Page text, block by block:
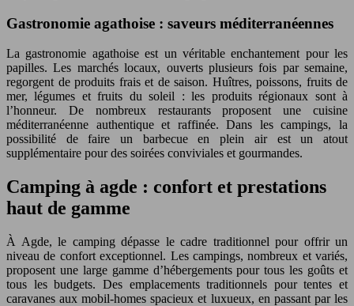
Gastronomie agathoise : saveurs méditerranéennes
La gastronomie agathoise est un véritable enchantement pour les
papilles. Les marchés locaux, ouverts plusieurs fois par semaine,
regorgent de produits frais et de saison. Huîtres, poissons, fruits de
mer, légumes et fruits du soleil : les produits régionaux sont à
l’honneur. De nombreux restaurants proposent une cuisine
méditerranéenne authentique et raffinée. Dans les campings, la
possibilité de faire un barbecue en plein air est un atout
supplémentaire pour des soirées conviviales et gourmandes.
Camping à agde : confort et prestations
haut de gamme
À Agde, le camping dépasse le cadre traditionnel pour offrir un
niveau de confort exceptionnel. Les campings, nombreux et variés,
proposent une large gamme d’hébergements pour tous les goûts et
tous les budgets. Des emplacements traditionnels pour tentes et
caravanes aux mobil-homes spacieux et luxueux, en passant par les